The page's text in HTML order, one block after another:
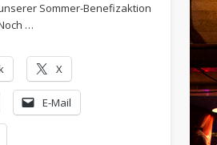
Sommer-Benefizaktion
…
X
E-Mail